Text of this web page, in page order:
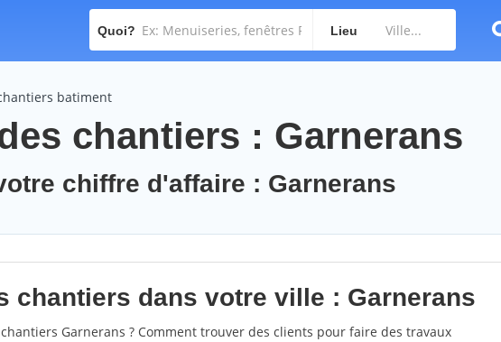
Quoi? Lieu
batiment
chantiers : Garnerans
chiffre d'affaire : Garnerans
chantiers dans votre ville : Garnerans
Garnerans ? Comment trouver des clients pour faire des travaux